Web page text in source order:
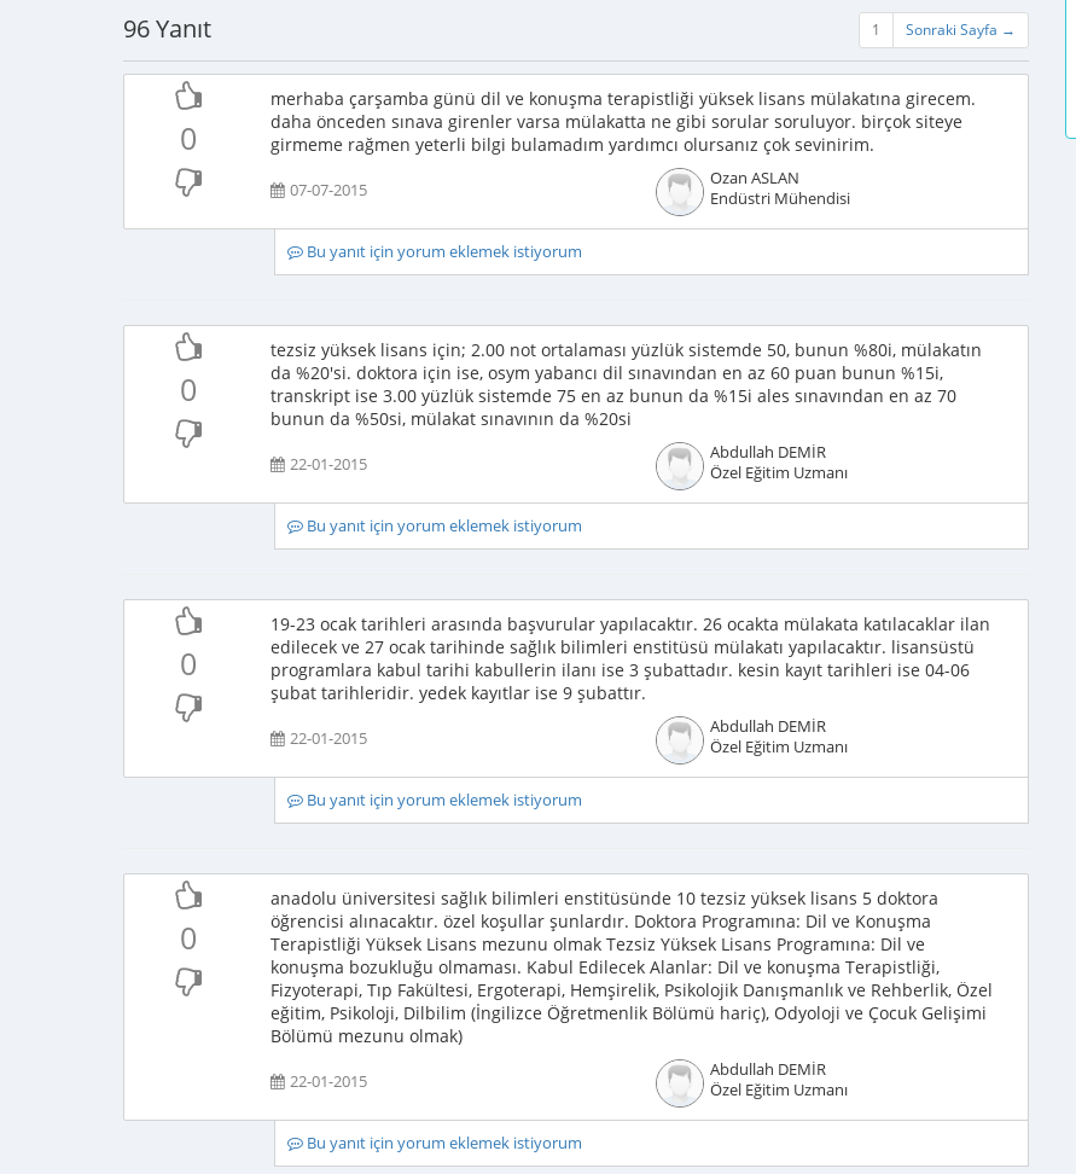
1 Sonraki Sayfa →
96 Yanıt
0
merhaba çarşamba günü dil ve konuşma terapistliği yüksek lisans mülakatına girecem.
daha önceden sınava girenler varsa mülakatta ne gibi sorular soruluyor. birçok siteye
girmeme rağmen yeterli bilgi bulamadım yardımcı olursanız çok sevinirim.
07-07-2015
Ozan ASLAN
Endüstri Mühendisi
Bu yanıt için yorum eklemek istiyorum
0
tezsiz yüksek lisans için; 2.00 not ortalaması yüzlük sistemde 50, bunun %80i, mülakatın
da %20'si. doktora için ise, osym yabancı dil sınavından en az 60 puan bunun %15i,
transkript ise 3.00 yüzlük sistemde 75 en az bunun da %15i ales sınavından en az 70
bunun da %50si, mülakat sınavının da %20si
22-01-2015
Abdullah DEMİR
Özel Eğitim Uzmanı
Bu yanıt için yorum eklemek istiyorum
0
19-23 ocak tarihleri arasında başvurular yapılacaktır. 26 ocakta mülakata katılacaklar ilan
edilecek ve 27 ocak tarihinde sağlık bilimleri enstitüsü mülakatı yapılacaktır. lisansüstü
programlara kabul tarihi kabullerin ilanı ise 3 şubattadır. kesin kayıt tarihleri ise 04-06
şubat tarihleridir. yedek kayıtlar ise 9 şubattır.
22-01-2015
Abdullah DEMİR
Özel Eğitim Uzmanı
Bu yanıt için yorum eklemek istiyorum
0
anadolu üniversitesi sağlık bilimleri enstitüsünde 10 tezsiz yüksek lisans 5 doktora
öğrencisi alınacaktır. özel koşullar şunlardır. Doktora Programına: Dil ve Konuşma
Terapistliği Yüksek Lisans mezunu olmak Tezsiz Yüksek Lisans Programına: Dil ve
konuşma bozukluğu olmaması. Kabul Edilecek Alanlar: Dil ve konuşma Terapistliği,
Fizyoterapi, Tıp Fakültesi, Ergoterapi, Hemşirelik, Psikolojik Danışmanlık ve Rehberlik, Özel
eğitim, Psikoloji, Dilbilim (İngilizce Öğretmenlik Bölümü hariç), Odyoloji ve Çocuk Gelişimi
Bölümü mezunu olmak)
22-01-2015
Abdullah DEMİR
Özel Eğitim Uzmanı
Bu yanıt için yorum eklemek istiyorum